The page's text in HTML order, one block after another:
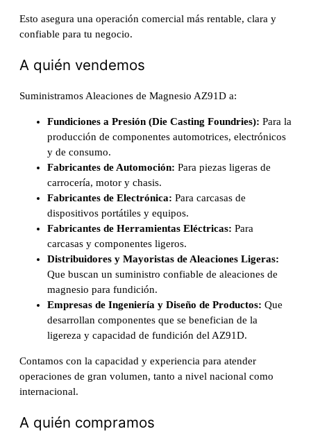
Esto asegura una operación comercial más rentable, clara y
confiable para tu negocio.
A quién vendemos
Suministramos Aleaciones de Magnesio AZ91D a:
Fundiciones a Presión (Die Casting Foundries): Para la
producción de componentes automotrices, electrónicos
y de consumo.
Fabricantes de Automoción: Para piezas ligeras de
carrocería, motor y chasis.
Fabricantes de Electrónica: Para carcasas de
dispositivos portátiles y equipos.
Fabricantes de Herramientas Eléctricas: Para
carcasas y componentes ligeros.
Distribuidores y Mayoristas de Aleaciones Ligeras:
Que buscan un suministro confiable de aleaciones de
magnesio para fundición.
Empresas de Ingeniería y Diseño de Productos: Que
desarrollan componentes que se benefician de la
ligereza y capacidad de fundición del AZ91D.
Contamos con la capacidad y experiencia para atender
operaciones de gran volumen, tanto a nivel nacional como
internacional.
A quién compramos